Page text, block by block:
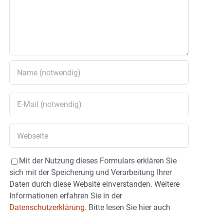
Mit der Nutzung dieses Formulars erklären Sie
sich mit der Speicherung und Verarbeitung Ihrer
Daten durch diese Website einverstanden. Weitere
Informationen erfahren Sie in der
Datenschutzerklärung. Bitte lesen Sie hier auch